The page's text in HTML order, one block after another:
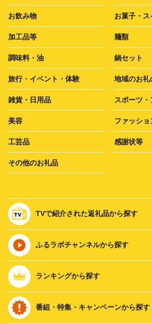
お飲み物 お菓子・ス
加工品等 麺類
調味料・油 鍋セット
旅行・イベント・体験 地域のお礼
雑貨・日用品 スポーツ
美容 ファッショ
工芸品 感謝状等
その他のお礼品
TVで紹介された返礼品から探す
ふるラボチャンネルから探す
ランキングから探す
番組・特集・キャンペーンから探す